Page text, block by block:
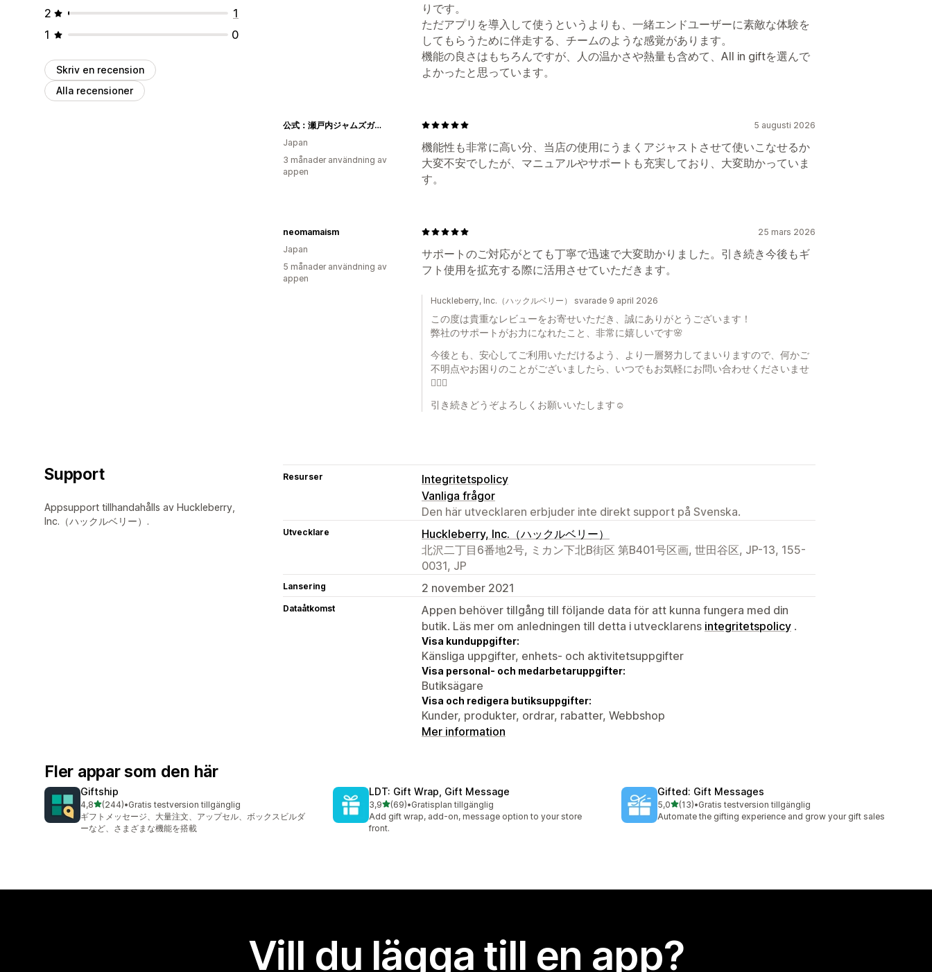
2
1
1
0
Skriv en recension
Alla recensioner
りです。
ただアプリを導入して使うというよりも、一緒エンドユーザーに素敵な体験を
してもらうために伴走する、チームのような感覚があります。
機能の良さはもちろんですが、人の温かさや熱量も含めて、All in giftを選んで
よかったと思っています。
5 augusti 2026
機能性も非常に高い分、当店の使用にうまくアジャストさせて使いこなせるか
大変不安でしたが、マニュアルやサポートも充実しており、大変助かっていま
す。
公式：瀬戸内ジャムズガーデンオンラインブティック
Japan
3 månader användning av
appen
25 mars 2026
サポートのご対応がとても丁寧で迅速で大変助かりました。引き続き今後もギ
フト使用を拡充する際に活用させていただきます。
neomamaism
Japan
5 månader användning av
appen
Huckleberry, Inc.（ハックルベリー） svarade 9 april 2026
この度は貴重なレビューをお寄せいただき、誠にありがとうございます！
弊社のサポートがお力になれたこと、非常に嬉しいです🌸
今後とも、安心してご利用いただけるよう、より一層努力してまいりますので、何かご
不明点やお困りのことがございましたら、いつでもお気軽にお問い合わせくださいませ
🙇‍♀️✨
引き続きどうぞよろしくお願いいたします☺️
Support
Appsupport tillhandahålls av Huckleberry,
Inc.（ハックルベリー）.
Resurser
Integritetspolicy
Vanliga frågor
Den här utvecklaren erbjuder inte direkt support på Svenska.
Utvecklare
Huckleberry, Inc.（ハックルベリー）
北沢二丁目6番地2号, ミカン下北B街区 第B401号区画, 世田谷区, JP-13, 155-
0031, JP
Lansering 2 november 2021
Dataåtkomst
Appen behöver tillgång till följande data för att kunna fungera med din
butik. Läs mer om anledningen till detta i utvecklarens integritetspolicy .
Visa kunduppgifter:
Känsliga uppgifter, enhets- och aktivitetsuppgifter
Visa personal- och medarbetaruppgifter:
Butiksägare
Visa och redigera butiksuppgifter:
Kunder, produkter, ordrar, rabatter, Webbshop
Mer information
Fler appar som den här
Giftship
4,8av 5 stjärnor
(244)
244 recensioner totalt
•Gratis testversion tillgänglig
ギフトメッセージ、大量注文、アップセル、ボックスビルダ
ーなど、さまざまな機能を搭載
LDT: Gift Wrap, Gift Message
3,9av 5 stjärnor
(69)
69 recensioner totalt
•Gratisplan tillgänglig
Add gift wrap, add-on, message option to your store
front.
Gifted: Gift Messages
5,0av 5 stjärnor
(13)
13 recensioner totalt
•Gratis testversion tillgänglig
Automate the gifting experience and grow your gift sales
Vill du lägga till en app?